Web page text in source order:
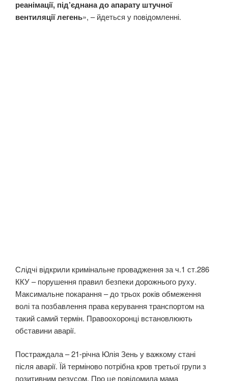
реанімації, під’єднана до апарату штучної
вентиляції легень», – йдеться у повідомленні.
Слідчі відкрили кримінальне провадження за ч.1 ст.286
ККУ – порушення правил безпеки дорожнього руху.
Максимальне покарання – до трьох років обмеження
волі та позбавлення права керування транспортом на
такий самий термін. Правоохоронці встановлюють
обставини аварії.
Постраждала – 21-річна Юлія Зень у важкому стані
після аварії. Їй терміново потрібна кров третьої групи з
позитивним резусом. Про це повідомила мама